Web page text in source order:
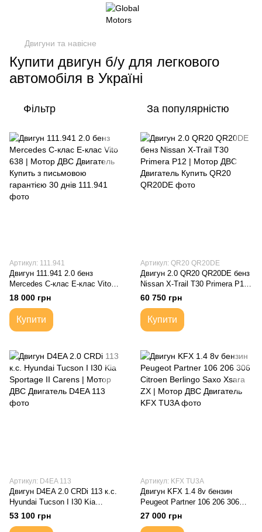
Двигуни та навісне
Купити двигун б/у для легкового
автомобіля в Україні
Фільтр За популярністю
Артикул: 111.941
Двигун 111.941 2.0 бенз
Mercedes C-клас E-клас Vito
638 | Мотор ДВС Двигатель
Купить з письмовою гарантією
30 днів
18 000 грн
Купити
Артикул: QR20 QR20DE
Двигун 2.0 QR20 QR20DE бенз
Nissan X-Trail T30 Primera P12 |
Мотор ДВС Двигатель Купить
60 750 грн
Купити
Артикул: D4EA 113
Двигун D4EA 2.0 CRDi 113 к.с.
Hyundai Tucson I I30 Kia
Sportage II Carens | Мотор ДВС
Двигатель
53 100 грн
Артикул: KFX TU3A
Двигун KFX 1.4 8v бензин
Peugeot Partner 106 206 306
Citroen Berlingo Saxo Xsara ZX |
Мотор ДВС Двигатель
27 000 грн